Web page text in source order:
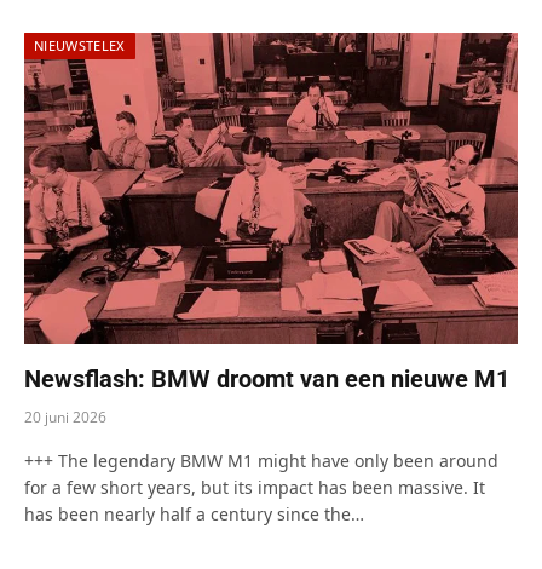
NIEUWSTELEX
Newsflash: BMW droomt van een nieuwe M1
20 juni 2026
+++ The legendary BMW M1 might have only been around
for a few short years, but its impact has been massive. It
has been nearly half a century since the…